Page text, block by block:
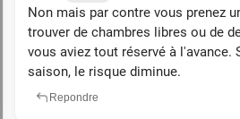
Non mais par contre vous prenez
trouver de chambres libres ou de
vous aviez tout réservé à l'avance.
saison, le risque diminue.
Repondre